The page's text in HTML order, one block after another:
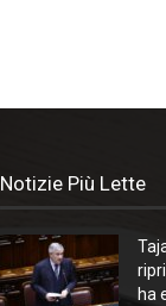
Notizie Più Lette
ha